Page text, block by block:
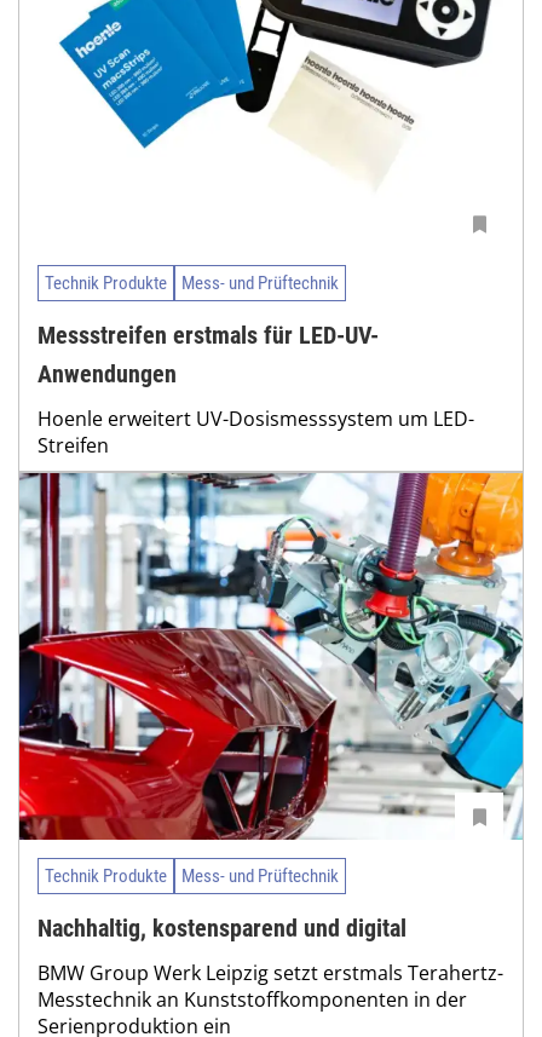
Technik Produkte Mess- und Prüftechnik
Messstreifen erstmals für LED-UV-
Anwendungen
Hoenle erweitert UV-Dosismesssystem um LED-
Streifen
Technik Produkte Mess- und Prüftechnik
Nachhaltig, kostensparend und digital
BMW Group Werk Leipzig setzt erstmals Terahertz-
Messtechnik an Kunststoffkomponenten in der
Serienproduktion ein